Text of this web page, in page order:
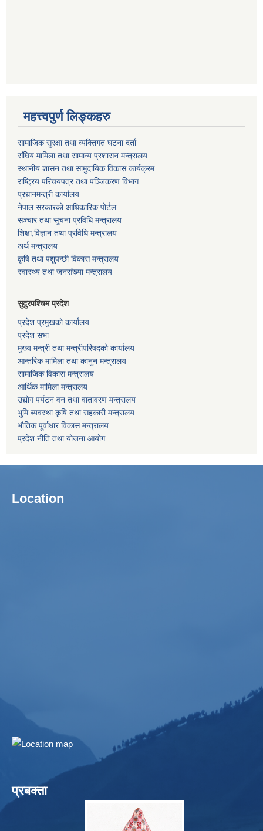
महत्त्वपुर्ण लिङ्कहरु
सामाजिक सुरक्षा तथा व्यक्तिगत घटना दर्ता
संघिय मामिला तथा सामान्य प्रशासन मन्त्रालय
स्थानीय शासन तथा सामुदायिक विकास कार्यक्रम
राष्ट्रिय परिचयपत्र तथा पञ्जिकरण विभाग
प्रधानमन्त्री कार्यालय
नेपाल सरकारको आधिकारिक पोर्टल
सञ्‍चार तथा सूचना प्रविधि मन्त्रालय
शिक्षा,विज्ञान तथा प्रविधि मन्त्रालय
अर्थ मन्त्रालय
कृषि तथा पशुपन्छी विकास मन्त्रालय
स्वास्थ्य तथा जनसंख्या मन्त्रालय
सुदुरपश्चिम प्रदेश
प्रदेश प्रमुखको कार्यालय
प्रदेश सभा
मुख्य मन्त्री तथा मन्त्रीपरिषदको कार्यालय
आन्तरिक मामिला तथा कानुन मन्त्रालय
सामाजिक विकास मन्त्रालय
आर्थिक मामिला मन्त्रालय
उद्याेग पर्यटन वन तथा वातावरण मन्त्रालय
भुमि ब्यवस्था कृषि तथा सहकारी मन्त्रालय
भाैतिक पूर्वाधार विकास मन्त्रालय
प्रदेश नीति तथा योजना आयोग
Location
प्रबक्ता